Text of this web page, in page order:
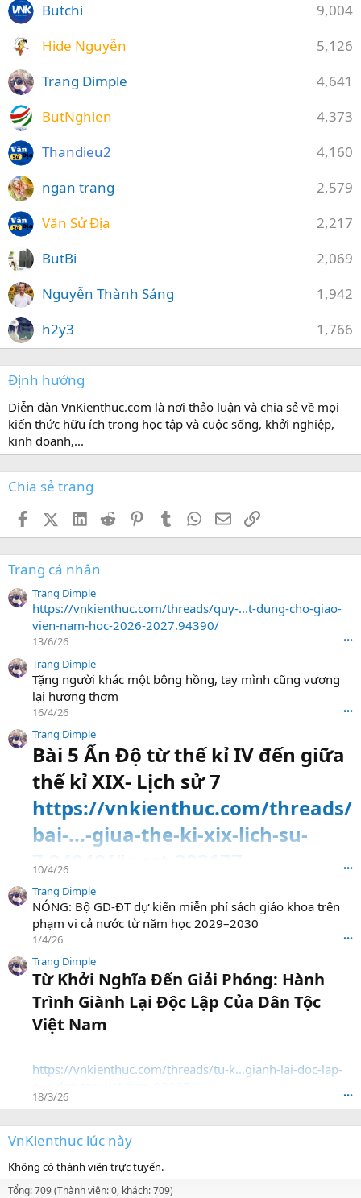
9,004
Butchi
5,126
Hide Nguyễn
4,641
Trang Dimple
4,373
ButNghien
4,160
Thandieu2
2,579
ngan trang
2,217
Văn Sử Địa
2,069
ButBi
1,942
Nguyễn Thành Sáng
1,766
h2y3
Định hướng
Diễn đàn VnKienthuc.com là nơi thảo luận và chia sẻ về mọi
kiến thức hữu ích trong học tập và cuộc sống, khởi nghiệp,
kinh doanh,...
Chia sẻ trang
FacebookX (Twitter)
LinkedIn
Reddit PinterestTumblr WhatsApp
EmailLink
Trang cá nhân
Trang Dimple
https://vnkienthuc.com/threads/quy-...t-dung-cho-giao-
vien-nam-hoc-2026-2027.94390/
13/6/26 •••
Trang Dimple
Tặng người khác một bông hồng, tay mình cũng vương
lại hương thơm
16/4/26 •••
Trang Dimple
Bài 5 Ấn Độ từ thế kỉ IV đến giữa
thế kỉ XIX- Lịch sử 7
https://vnkienthuc.com/threads/
bai-...-giua-the-ki-xix-lich-su-
7.94040/#post-202177
10/4/26 •••
Trang Dimple
NÓNG: Bộ GD-ĐT dự kiến miễn phí sách giáo khoa trên
phạm vi cả nước từ năm học 2029–2030
1/4/26 •••
Trang Dimple
Từ Khởi Nghĩa Đến Giải Phóng: Hành
Trình Giành Lại Độc Lập Của Dân Tộc
Việt Nam​
https://vnkienthuc.com/threads/tu-k...gianh-lai-doc-lap-
18/3/26 •••
VnKienthuc lúc này
Không có thành viên trực tuyến.
Tổng: 709 (Thành viên: 0, khách: 709)